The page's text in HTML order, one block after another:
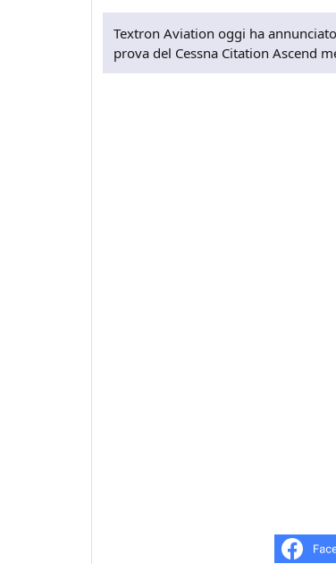
Textron Aviation oggi ha
prova del Cessna Citation Ascend